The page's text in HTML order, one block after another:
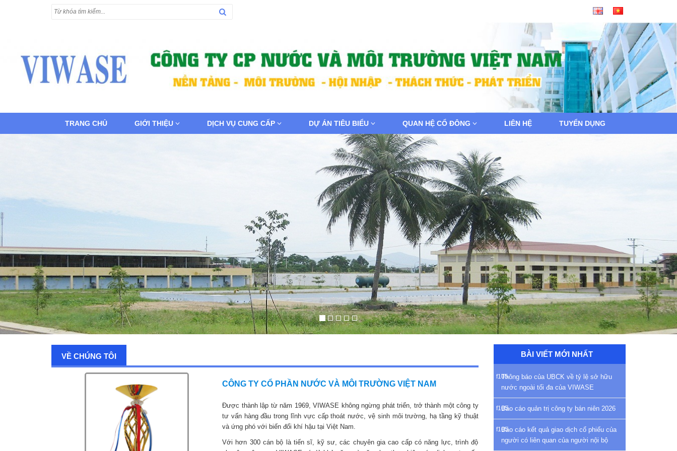
TRANG CHỦ GIỚI THIỆU DỊCH VỤ CUNG CẤP DỰ ÁN TIÊU BIỂU QUAN HỆ CỔ ĐÔNG LIÊN HỆ TUYỂN DỤNG
VỀ CHÚNG TÔI
CÔNG TY CỔ PHẦN NƯỚC VÀ MÔI TRƯỜNG VIỆT NAM
Được thành lập từ năm 1969, VIWASE không ngừng phát triển, trở thành một công ty
tư vấn hàng đầu trong lĩnh vực cấp thoát nước, vệ sinh môi trường, hạ tầng kỹ thuật
và ứng phó với biến đổi khí hậu tại Việt Nam.
Với hơn 300 cán bộ là tiến sĩ, kỹ sư, các chuyên gia cao cấp có năng lực, trình độ
BÀI VIẾT MỚI NHẤT
Thông báo của UBCK về tỷ lệ sở hữu
nước ngoài tối đa của VIWASE
Báo cáo quản trị công ty bán niên 2026
Báo cáo kết quả giao dịch cổ phiếu của
người có liên quan của người nội bộ